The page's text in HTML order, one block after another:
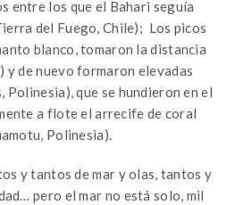
entre los que el Bahari seguía
del Fuego, Chile); Los picos
blanco, tomaron la distancia
de nuevo formaron elevadas
Polinesia), que se hundieron en el
a flote el arrecife de coral
Polinesia).
y tantos de mar y olas, tantos y
pero el mar no está solo, mil